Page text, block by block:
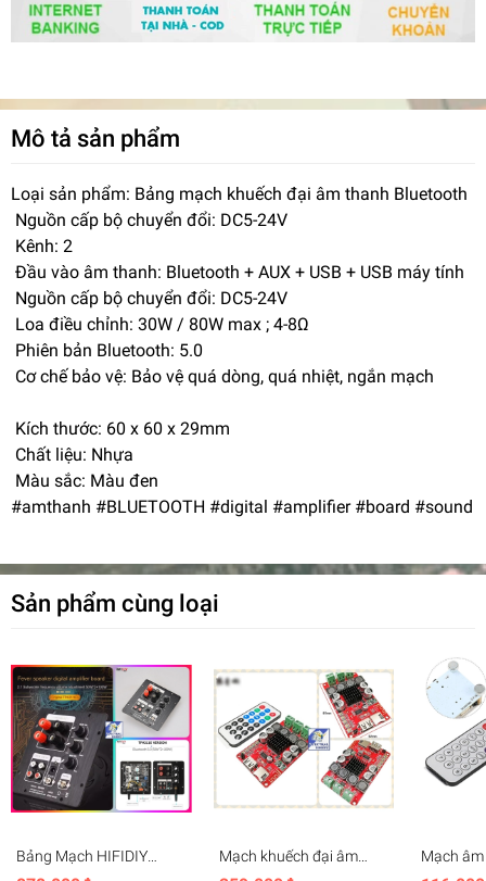
Mô tả sản phẩm
Loại sản phẩm: Bảng mạch khuếch đại âm thanh Bluetooth
Nguồn cấp bộ chuyển đổi: DC5-24V
Kênh: 2
Đầu vào âm thanh: Bluetooth + AUX + USB + USB máy tính
Nguồn cấp bộ chuyển đổi: DC5-24V
Loa điều chỉnh: 30W / 80W max ; 4-8Ω
Phiên bản Bluetooth: 5.0
Cơ chế bảo vệ: Bảo vệ quá dòng, quá nhiệt, ngắn mạch
Kích thước: 60 x 60 x 29mm
Chất liệu: Nhựa
Màu sắc: Màu đen
#amthanh #BLUETOOTH #digital #amplifier #board #sound
Sản phẩm cùng loại
Bảng Mạch HIFIDIY
khuếch đại âm thanh
Mạch khuếch đại âm
thanh kèm remote IR
Mạch
player